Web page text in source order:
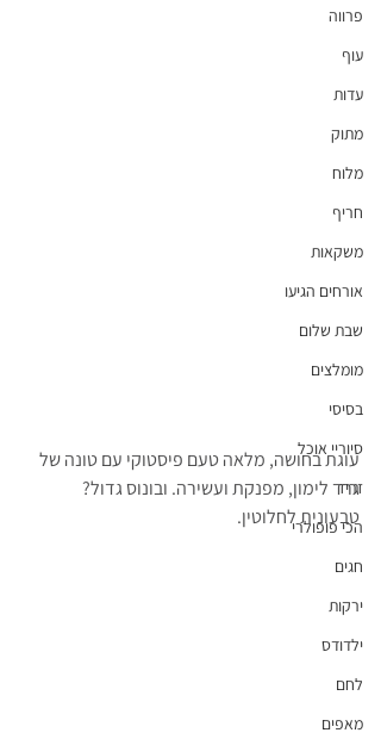
פרווה
עוף
עדות
מתוק
מלוח
חריף
משקאות
אורחים הגיעו
שבת שלום
מומלצים
בסיסי
סיוריי אוכל
זריז
הכי פופולרי
חגים
ירקות
ילדודס
לחם
מאפים
עוגת בחושה, מלאה טעם פיסטוקי עם טונה של
גרד לימון, מפנקת ועשירה. ובונוס גדול?
טבעונית לחלוטין.